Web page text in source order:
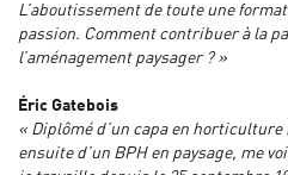
L’aboutissement de toute une
passion. Comment contribuer à la
l’aménagement paysager ? »
Éric Gatebois
« Diplômé d’un capa en
ensuite d’un BPH en paysage, me